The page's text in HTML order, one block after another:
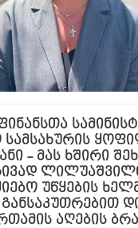
სამსახურის
- მას ხშირი
უწყების
განსაკუთრებით
აღების